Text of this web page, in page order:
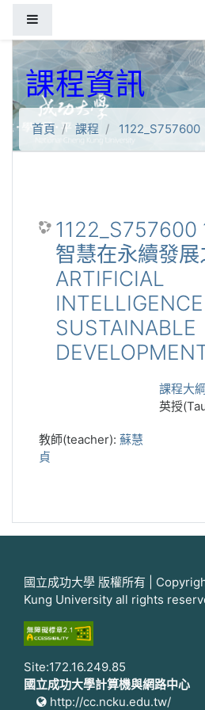
課程資訊
首頁 課程 1122_S757600
1122_S757600
智慧在永續發展
ARTIFICIAL
SUSTAINABLE
課程大
英授
教師(teacher): 蘇慧
貞
國立成功大學 版權所有 |
Kung University all rights
Site:172.16.249.85
國立成功大學計算機與網路中心
http://cc.ncku.edu.tw/